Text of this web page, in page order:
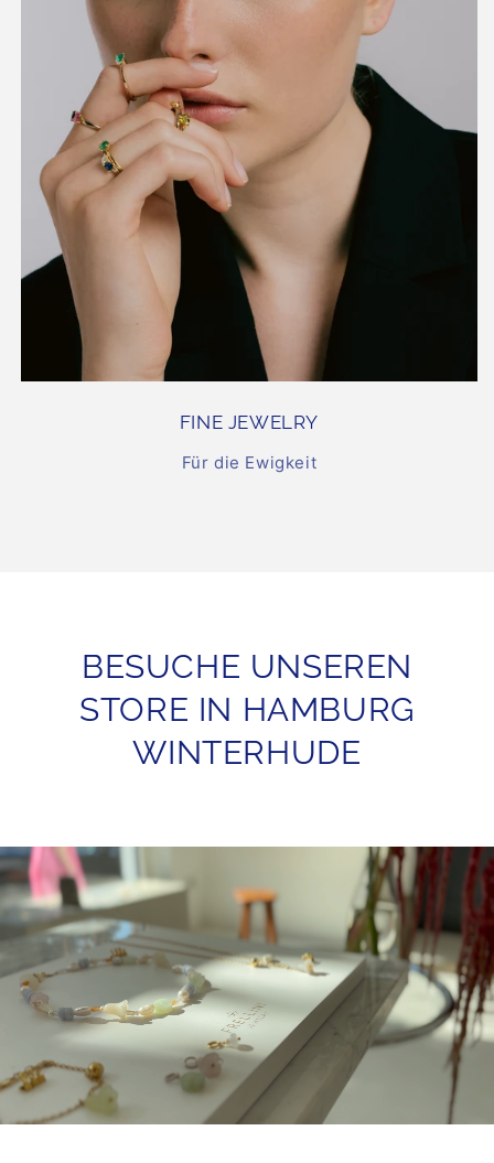
FINE JEWELRY
Für die Ewigkeit
BESUCHE UNSEREN
STORE IN HAMBURG
WINTERHUDE